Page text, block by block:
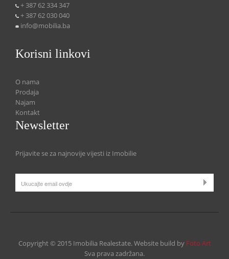
+ 387 62 334 347
+ 387 62 030 040
info@mobilia.ba
Korisni linkovi
O nama
Prodaja
Najam
Kontakt
Newsletter
Prijavite se za najnovije vijesti iz Imobilie
Copyright © 2015 Imobilia Realestate. Website build by Foto Art
Sva prava zadržana.